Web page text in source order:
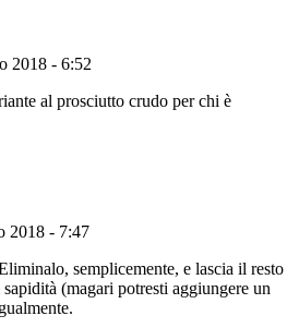
2018 - 6:52
al prosciutto crudo per chi è
2018 - 7:47
semplicemente, e lascia il resto
(magari potresti aggiungere un